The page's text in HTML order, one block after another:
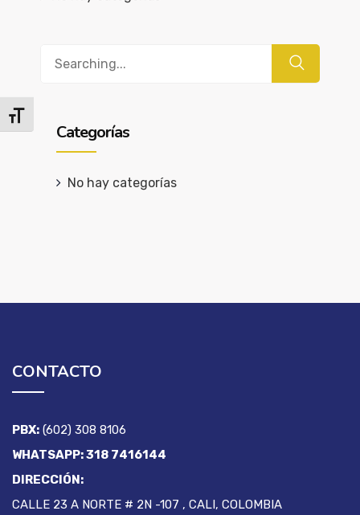
Alternar tamaño de letra
Categorías
No hay categorías
CONTACTO
PBX: (602) 308 8106
WHATSAPP: 318 7416144
DIRECCIÓN:
CALLE 23 A NORTE # 2N -107 , CALI, COLOMBIA